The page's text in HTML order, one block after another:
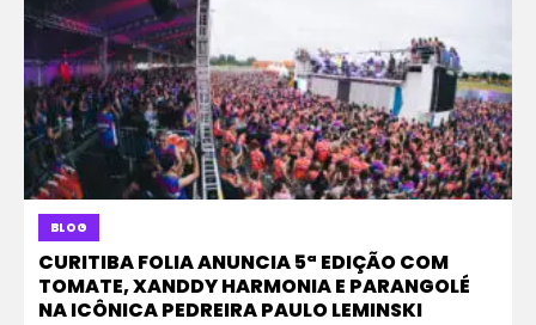
BLOG
CURITIBA FOLIA ANUNCIA 5ª EDIÇÃO COM
TOMATE, XANDDY HARMONIA E PARANGOLÉ
NA ICÔNICA PEDREIRA PAULO LEMINSKI